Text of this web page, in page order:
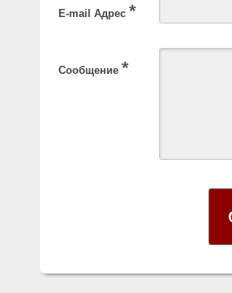
E-mail Адрес *
Сообщение *